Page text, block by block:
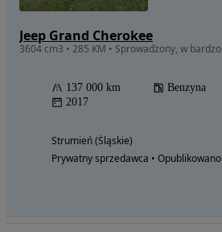
Jeep Grand Cherokee
137 000 km Benzyna
2017
Strumień (Śląskie)
Prywatny sprzedawca • Opublikowano